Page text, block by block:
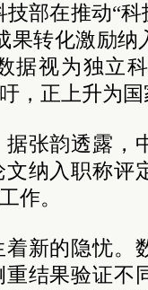
部在推动“
果转化激励
据视为独立
，正上升为
张韵透露，
纳入职称评
作。
新的隐忧。
结果验证不